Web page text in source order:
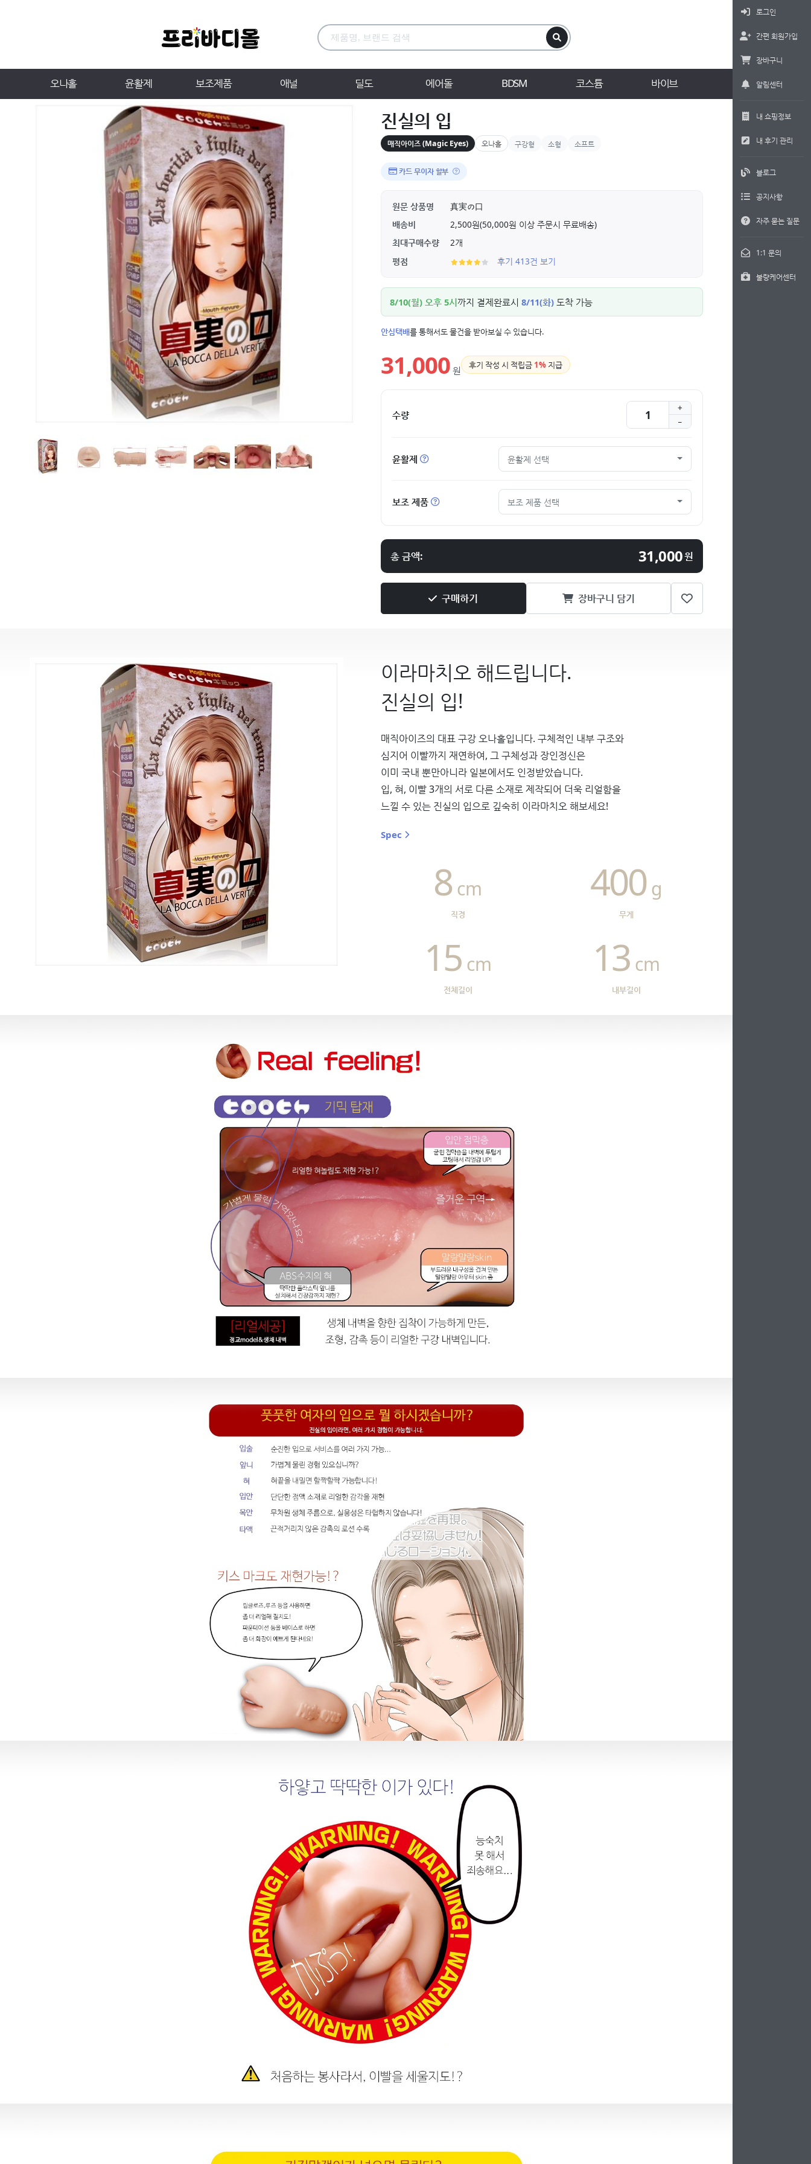
오나홀 윤활제 보조제품 애널 딜도 에어돌 BDSM 코스튬 바이브
로그인
간편 회원가입
장바구니
알림센터
내 쇼핑정보
내 후기 관리
블로그
공지사항
자주 묻는 질문
1:1 문의
불량케어센터
진실의 입
매직아이즈 (Magic Eyes) 오나홀 구강형 소형 소프트
카드 무이자 할부
원문 상품명
真実の口
배송비
2,500원(50,000원 이상 주문시 무료배송)
최대구매수량
2개
평점
후기 413건 보기
8/10(월) 오후 5시까지 결제완료시 8/11(화) 도착 가능
안심택배를 통해서도 물건을 받아보실 수 있습니다.
31,000 원 후기 작성 시 적립금 1% 지급
수량
윤활제 윤활제 선택
보조 제품 보조 제품 선택
총 금액: 31,000원
구매하기 장바구니 담기
이라마치오 해드립니다.
진실의 입!
매직아이즈의 대표 구강 오나홀입니다. 구체적인 내부 구조와
심지어 이빨까지 재연하여, 그 구체성과 장인정신은
이미 국내 뿐만아니라 일본에서도 인정받았습니다.
입, 혀, 이빨 3개의 서로 다른 소재로 제작되어 더욱 리얼함을
느낄 수 있는 진실의 입으로 깊숙히 이라마치오 해보세요!
Spec
직경
8 cm
무게
400 g
전체길이
15 cm
내부길이
13 cm